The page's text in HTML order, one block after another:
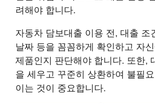
려해야 합니다.
자동차 담보대출 이용 전, 대출 조
날짜 등을 꼼꼼하게 확인하고 자
제품인지 판단해야 합니다. 또한,
을 세우고 꾸준히 상환하여 불필
이는 것이 중요합니다.